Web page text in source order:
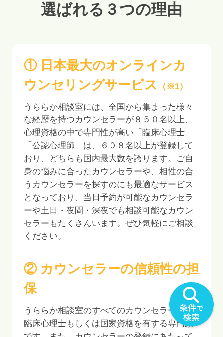
選ばれる３つの理由
① 日本最大のオンラインカ
ウンセリングサービス
（※1）
うららか相談室には、全国から集まった様々
な経歴を持つカウンセラーが８５０ 名以上、
心理資格の中で専門性が高い「臨床心理士」
「公認心理師」は、
６０８ 名以上が登録して
おり、どちらも国内最大数を誇ります。ご自
身の悩みに合ったカウンセラーや、相性の合
うカウンセラーを探すのにも最適なサービス
となっており、 当日予約が可能なカウンセラ
ーや土日・夜間・深夜でも相談可能なカウン
セラーもたくさんいます。ぜひ気軽にご相談
ください。
② カウンセラーの信頼性の担
保
うららか相談室のすべてのカウンセラーは、
臨床心理士もしくは国家資格を有する専門家